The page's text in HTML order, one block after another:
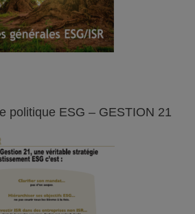
politique ESG – GESTION 21